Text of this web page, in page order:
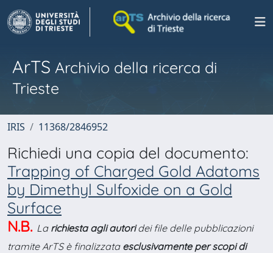
ArTS Archivio della ricerca di
Trieste
IRIS 11368/2846952
Richiedi una copia del documento:
Trapping of Charged Gold Adatoms
by Dimethyl Sulfoxide on a Gold
Surface
N.B. La richiesta agli autoridei file delle pubblicazioni
tramite ArTS è finalizzata esclusivamente per scopi di